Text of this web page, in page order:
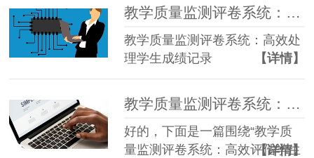
教学质量监测评卷系统：高效处理学生成绩记录
教学质量监测评卷系统：高效处
理学生成绩记录
【详情】
教学质量监测评卷系统：高效评估学生成绩的现代途径
好的，下面是一篇围绕“教学质
量监测评卷系统：高效评估学生
【详情】